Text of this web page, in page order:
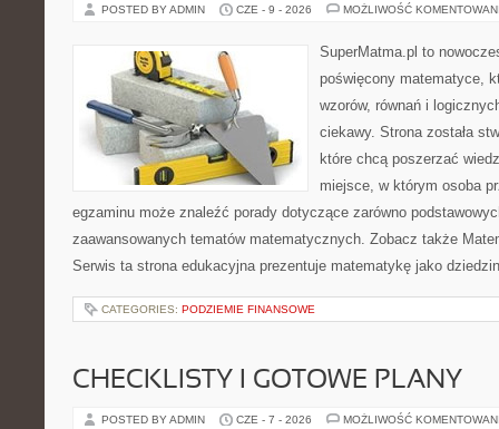
POSTED BY ADMIN CZE - 9 - 2026 MOŻLIWOŚĆ
SuperMatma.pl to
poświęcony matematyce,
wzorów, równań i
ciekawy. Strona została
które chcą poszerzać
miejsce, w którym osoba
egzaminu może znaleźć porady dotyczące zarówno
zaawansowanych tematów matematycznych. Zobacz także
Serwis ta strona edukacyjna prezentuje matematykę jako
CATEGORIES: PODZIEMIE FINANSOWE
CHECKLISTY I GOTOWE PLANY
POSTED BY ADMIN CZE - 7 - 2026 MOŻLIWOŚĆ